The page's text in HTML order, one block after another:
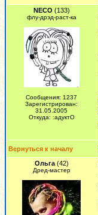
NECO (133)
флу-дрэд-раст-ка
Сообщения: 1237
Зарегистрирован:
31.05.2005
Откуда: :адуктО
Вернуться к началу
Ольга(42)
Дред-мастер